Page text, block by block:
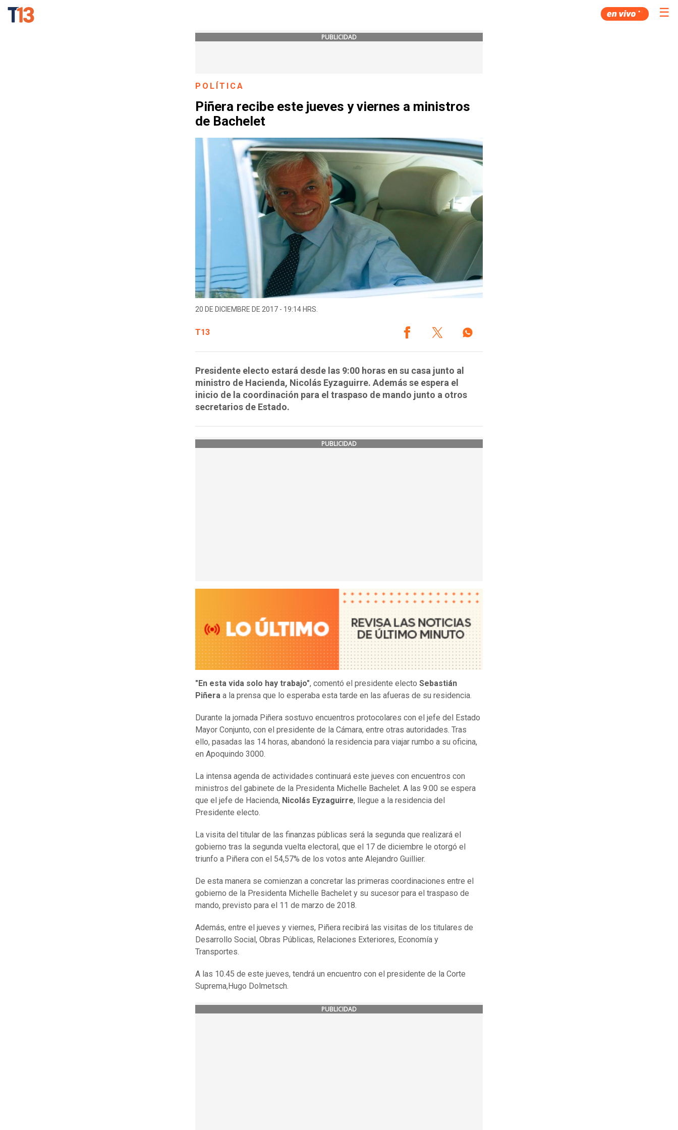
☰
PUBLICIDAD
POLÍTICA
Piñera recibe este jueves y viernes a ministros
de Bachelet
20 DE DICIEMBRE DE 2017 - 19:14 HRS.
T13
Presidente electo estará desde las 9:00 horas en su casa junto al
ministro de Hacienda, Nicolás Eyzaguirre. Además se espera el
inicio de la coordinación para el traspaso de mando junto a otros
secretarios de Estado.
PUBLICIDAD
"En esta vida solo hay trabajo", comentó el presidente electo Sebastián
Piñera a la prensa que lo esperaba esta tarde en las afueras de su residencia.
Durante la jornada Piñera sostuvo encuentros protocolares con el jefe del Estado
Mayor Conjunto, con el presidente de la Cámara, entre otras autoridades. Tras
ello, pasadas las 14 horas, abandonó la residencia para viajar rumbo a su oficina,
en Apoquindo 3000.
La intensa agenda de actividades continuará este jueves con encuentros con
ministros del gabinete de la Presidenta Michelle Bachelet. A las 9:00 se espera
que el jefe de Hacienda, Nicolás Eyzaguirre, llegue a la residencia del
Presidente electo.
La visita del titular de las finanzas públicas será la segunda que realizará el
gobierno tras la segunda vuelta electoral, que el 17 de diciembre le otorgó el
triunfo a Piñera con el 54,57% de los votos ante Alejandro Guillier.
De esta manera se comienzan a concretar las primeras coordinaciones entre el
gobierno de la Presidenta Michelle Bachelet y su sucesor para el traspaso de
mando, previsto para el 11 de marzo de 2018.
Además, entre el jueves y viernes, Piñera recibirá las visitas de los titulares de
Desarrollo Social, Obras Públicas, Relaciones Exteriores, Economía y
Transportes.
A las 10.45 de este jueves, tendrá un encuentro con el presidente de la Corte
Suprema,Hugo Dolmetsch.
PUBLICIDAD